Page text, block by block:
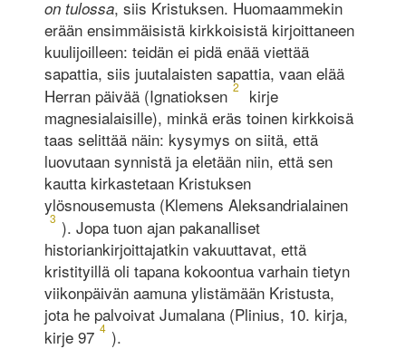
on tulossa, siis Kristuksen. Huomaammekin
erään ensimmäisistä kirkkoisistä kirjoittaneen
kuulijoilleen: teidän ei pidä enää viettää
sapattia, siis juutalaisten sapattia, vaan elää
Herran päivää (Ignatioksen 2
kirje
magnesialaisille), minkä eräs toinen kirkkoisä
taas selittää näin: kysymys on siitä, että
luovutaan synnistä ja eletään niin, että sen
kautta kirkastetaan Kristuksen
ylösnousemusta (Klemens Aleksandrialainen
3 ). Jopa tuon ajan pakanalliset
historiankirjoittajatkin vakuuttavat, että
kristityillä oli tapana kokoontua varhain tietyn
viikonpäivän aamuna ylistämään Kristusta,
jota he palvoivat Jumalana (Plinius, 10. kirja,
kirje 97 4 ).